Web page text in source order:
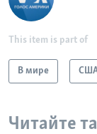
This item is part of
В мире
Читайте